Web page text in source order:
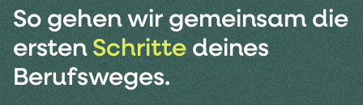
So gehen wir gemeinsam die
ersten Schrittedeines
Berufsweges.